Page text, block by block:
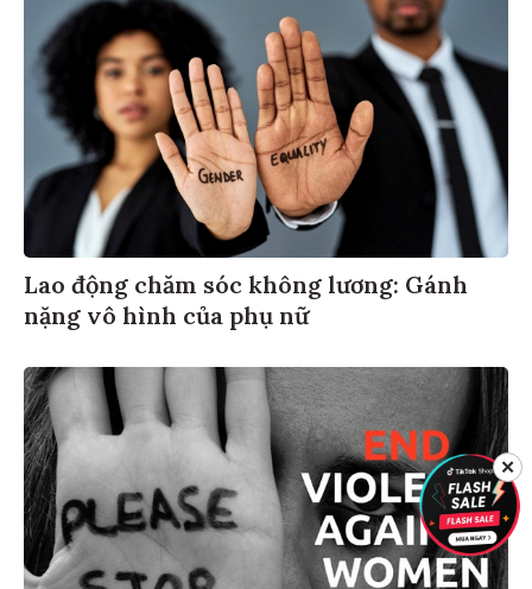
Lao động chăm sóc không lương: Gánh
nặng vô hình của phụ nữ
✕